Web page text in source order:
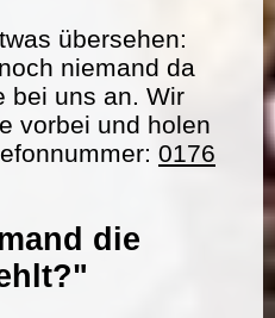
übersehen:
niemand da
bei uns an. Wir
vorbei und holen
0176
die